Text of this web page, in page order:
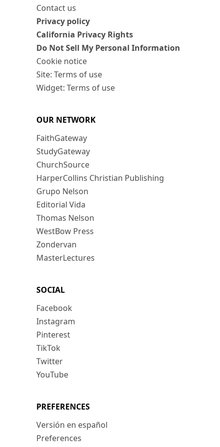
Contact us
Privacy policy
California Privacy Rights
Do Not Sell My Personal Information
Cookie notice
Site: Terms of use
Widget: Terms of use
OUR NETWORK
FaithGateway
StudyGateway
ChurchSource
HarperCollins Christian Publishing
Grupo Nelson
Editorial Vida
Thomas Nelson
WestBow Press
Zondervan
MasterLectures
SOCIAL
Facebook
Instagram
Pinterest
TikTok
Twitter
YouTube
PREFERENCES
Versión en español
Preferences